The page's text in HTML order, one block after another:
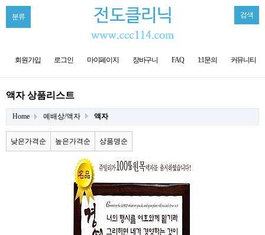
분류 검색
회원가입 로그인 마이페이지 장바구니 FAQ 1:1문의 커뮤니티
액자 상품리스트
Home 예배상/액자 액자
낮은가격순 높은가격순 상품명순